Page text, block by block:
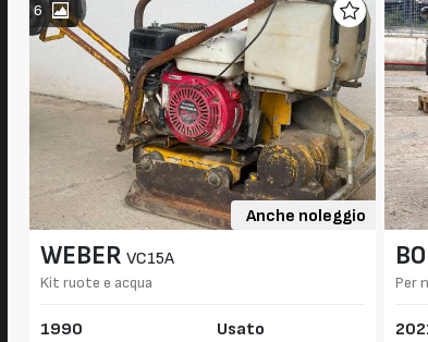
6
Anche noleggio
WEBER VC15A
Kit ruote e acqua
1990
Usato
Per